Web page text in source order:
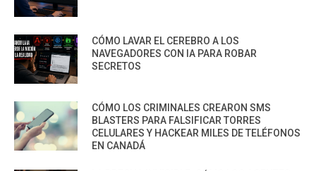
CÓMO LAVAR EL CEREBRO A LOS
NAVEGADORES CON IA PARA ROBAR
SECRETOS
CÓMO LOS CRIMINALES CREARON SMS
BLASTERS PARA FALSIFICAR TORRES
CELULARES Y HACKEAR MILES DE TELÉFONOS
EN CANADÁ